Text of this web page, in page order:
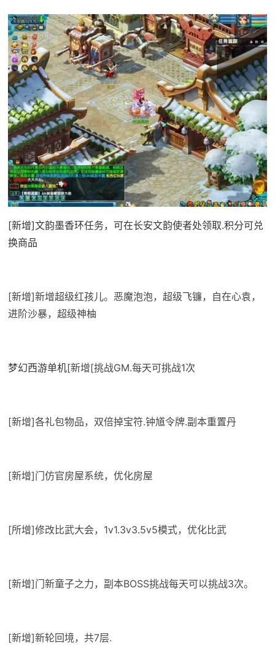
[新增]文韵墨香环任务，可在长安文韵使者处领取.积分可兑
换商品
[新增]新增超级红孩儿。恶魔泡泡，超级飞镰，自在心袁，
进阶沙暴，超级神柚
梦幻西游单机[新增[挑战GM.每天可挑战1次
[新增]各礼包物品，双倍掉宝符.钟馗令牌.副本重置丹
[新增]门仿官房屋系统，优化房屋
[所增]修改比武大会，1v1.3v3.5v5模式，优化比武
[新增]门新童子之力，副本BOSS挑战每天可以挑战3次。
[新增]新轮回境，共7层.